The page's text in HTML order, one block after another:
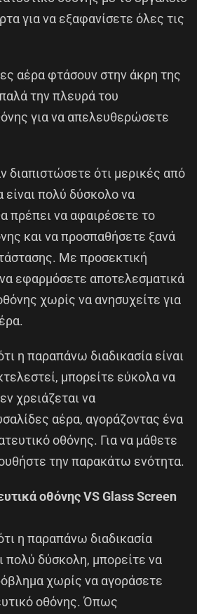
για να εξαφανίσετε όλες τις
αέρα φτάσουν στην άκρη της
την πλευρά του
για να απελευθερώσετε
διαπιστώσετε ότι μερικές από
είναι πολύ δύσκολο να
πρέπει να αφαιρέσετε το
και να προσπαθήσετε ξανά
Με προσεκτική
εφαρμόσετε αποτελεσματικά
χωρίς να ανησυχείτε για
η παραπάνω διαδικασία είναι
μπορείτε εύκολα να
χρειάζεται να
αέρα, αγοράζοντας ένα
οθόνης. Για να μάθετε
την παρακάτω ενότητα.
οθόνης VS Glass Screen
η παραπάνω διαδικασία
πολύ δύσκολη, μπορείτε να
χωρίς να αγοράσετε
οθόνης. Όπως